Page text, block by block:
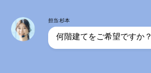
担当:杉本
何階建てをご希望ですか？